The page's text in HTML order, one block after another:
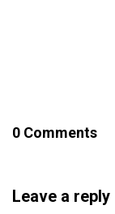
0 Comments
Leave a reply